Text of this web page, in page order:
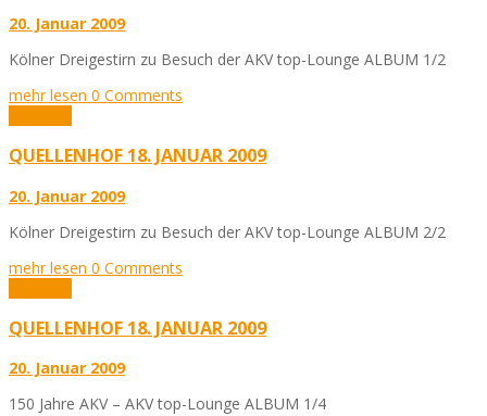
20. Januar 2009
Kölner Dreigestirn zu Besuch der AKV top-Lounge ALBUM 1/2
mehr lesen 0 Comments
QUELLENHOF 18. JANUAR 2009
20. Januar 2009
Kölner Dreigestirn zu Besuch der AKV top-Lounge ALBUM 2/2
mehr lesen 0 Comments
QUELLENHOF 18. JANUAR 2009
20. Januar 2009
150 Jahre AKV – AKV top-Lounge ALBUM 1/4